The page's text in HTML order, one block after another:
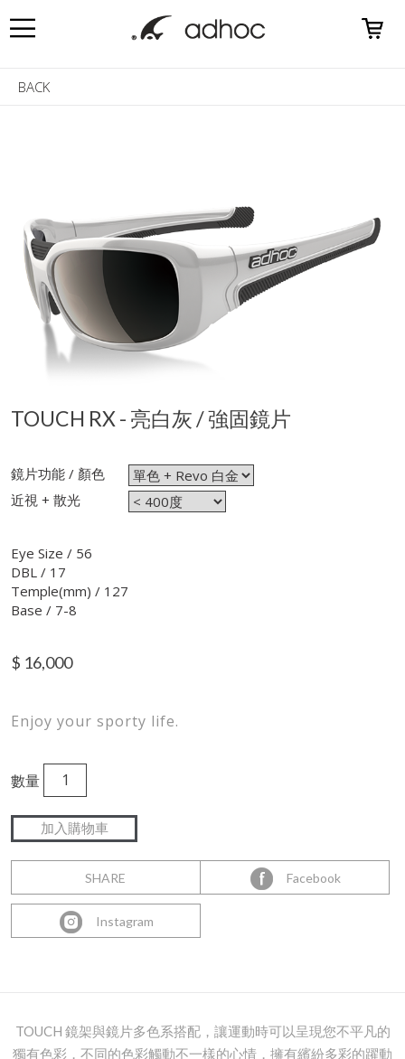
BACK
TOUCH RX - 亮白灰 / 強固鏡片
鏡片功能 / 顏色
近視 + 散光
Eye Size / 56
DBL / 17
Temple(mm) / 127
Base / 7-8
$ 16,000
Enjoy your sporty life.
數量
SHARE Facebook
Instagram
TOUCH 鏡架與鏡片多色系搭配，讓運動時可以呈現您不平凡的
獨有色彩，不同的色彩觸動不一樣的心情，擁有繽紛多彩的躍動